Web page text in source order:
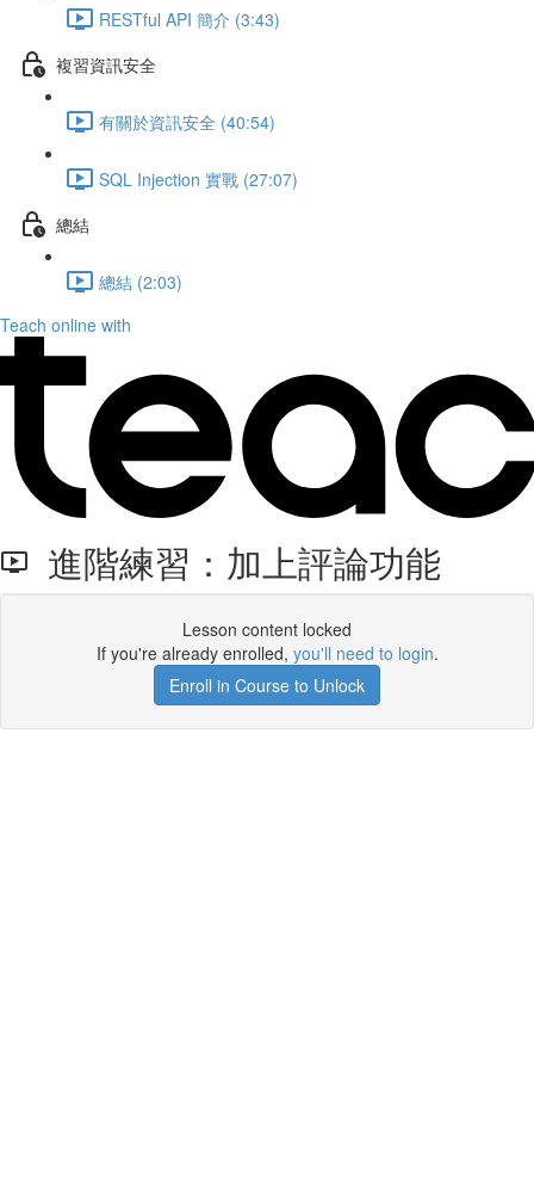
RESTful API 簡介 (3:43)
複習資訊安全
有關於資訊安全 (40:54)
SQL Injection 實戰 (27:07)
總結
總結 (2:03)
Teach online with
進階練習：加上評論功能
Lesson content locked
If you're already enrolled, you'll need to login.
Enroll in Course to Unlock